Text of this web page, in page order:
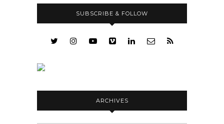
SUBSCRIBE & FOLLOW
ARCHIVES